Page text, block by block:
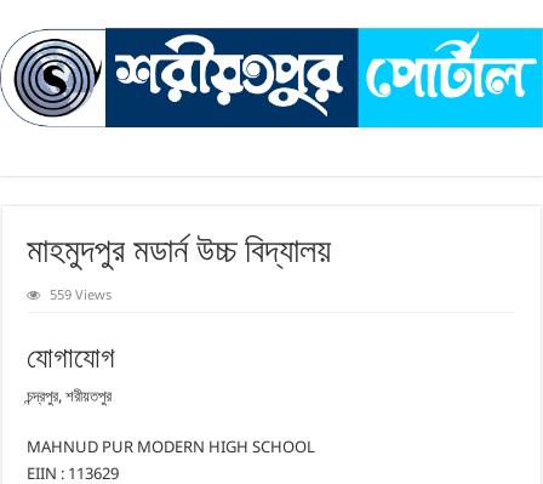
মাহমুদপুর মডার্ন উচ্চ বিদ্যালয়
559 Views
যোগাযোগ
চন্দ্রপুর, শরীয়তপুর
MAHNUD PUR MODERN HIGH SCHOOL
EIIN : 113629